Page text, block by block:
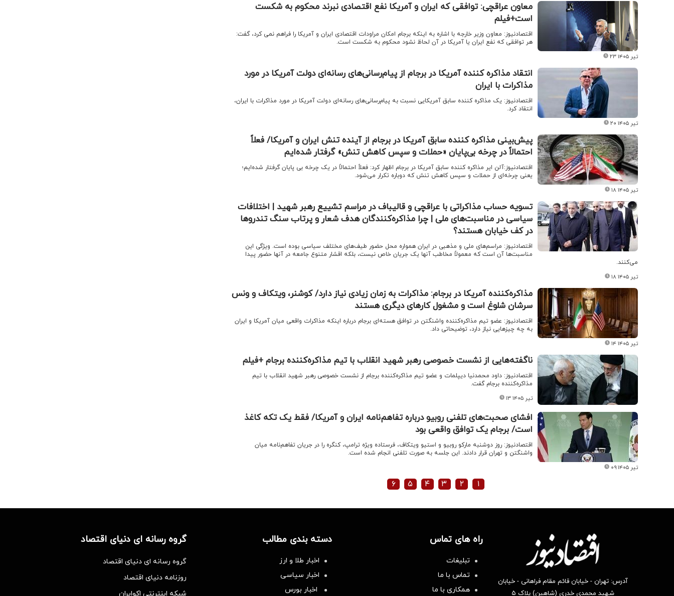
معاون عراقچی: توافقی که ایران و آمریکا نفع اقتصادی نبرند محکوم به شکست
است+فیلم
اقتصادنیوز: معاون وزیر خارجه با اشاره به اینکه برجام امکان مراودات اقتصادی ایران و آمریکا را فراهم نمی کرد، گفت:
هر توافقی که نفع ایران یا آمریکا در آن لحاظ نشود محکوم به شکست است.
۲۳ تیر ۱۴۰۵
انتقاد مذاکره کننده آمریکا در برجام از پیام‌رسانی‌های رسانه‌ای دولت آمریکا در مورد
مذاکرات با ایران
اقتصادنیوز: یک مذاکره کننده سابق آمریکایی نسبت به پیام‌رسانی‌های رسانه‌ای دولت آمریکا در مورد مذاکرات با ایران،
انتقاد کرد.
۲۰ تیر ۱۴۰۵
پیش‌بینی مذاکره کننده سابق آمریکا در برجام از آینده تنش ایران و آمریکا/ فعلاً
احتمالاً در چرخه بی‌پایان «حملات و سپس کاهش تنش» گرفتار شده‌ایم
اقتصادنیوز:آلن ایر مذاکره کننده سابق آمریکا در برجام اظهار کرد: فعلاً احتمالاً در یک چرخه بی پایان گرفتار شده‌ایم؛
یعنی چرخه‌ای از حملات و سپس کاهش تنش که دوباره تکرار می‌شود.
۱۸ تیر ۱۴۰۵
تسویه‌ حساب مذاکراتی با عراقچی و قالیباف در مراسم تشییع رهبر شهید | اختلافات
سیاسی در مناسبت‌های ملی | چرا مذاکره‌کنندگان هدف شعار و پرتاب سنگ تندروها
در کف خیابان هستند؟
اقتصادنیوز: مراسم‌های ملی و مذهبی در ایران همواره محل حضور طیف‌های مختلف سیاسی بوده است. ویژگی این
مناسبت‌ها آن است که معمولاً مخاطب آنها یک جریان خاص نیست، بلکه اقشار متنوع جامعه در آنها حضور پیدا
می‌کنند.
۱۸ تیر ۱۴۰۵
مذاکره‌کننده آمریکا در برجام: مذاکرات به زمان زیادی نیاز دارد/ کوشنر، ویتکاف و ونس
سرشان شلوغ است و مشغول کار‌های دیگری هستند
اقتصادنیوز: عضو تیم مذاکره‌کننده واشنگتن در توافق هسته‌ای برجام درباره اینکه مذاکرات واقعی میان آمریکا و ایران
به چه چیزهایی نیاز دارد، توضیحاتی داد.
۱۴ تیر ۱۴۰۵
ناگفته‌هایی از نشست خصوصی رهبر شهید انقلاب با تیم مذاکره‌کننده برجام +فیلم
اقتصادنیوز: داود محمدنیا دیپلمات و عضو تیم مذاکره‌کننده برجام از نشست خصوصی رهبر شهید انقلاب با تیم
مذاکره‌کننده برجام گفت.
۱۳ تیر ۱۴۰۵
افشای صحبت‌های تلفنی روبیو درباره تفاهم‌نامه ایران و آمریکا/ فقط یک تکه کاغذ
است/ برجام یک توافق واقعی بود
اقتصادنیوز: روز دوشنبه مارکو روبیو و استیو ویتکاف، فرستاده ویژه ترامپ، کنگره را در جریان تفاهم‌نامه میان
واشنگتن و تهران قرار دادند. این جلسه به صورت تلفنی انجام شده است.
۰۹ تیر ۱۴۰۵
۱ ۲ ۳ ۴ ۵ ۶
آدرس: تهران - خیابان قائم مقام فراهانی - خیابان
شهید محمدی خدری (شاهین) پلاک ۵
راه های تماس
تبلیغات
تماس با ما
همکاری با ما
دسته بندی مطالب
اخبار طلا و ارز
اخبار سیاسی
اخبار بورس
گروه رسانه ای دنیای اقتصاد
گروه رسانه ای دنیای اقتصاد
روزنامه دنیای اقتصاد
شبکه اینترنتی اکوایران